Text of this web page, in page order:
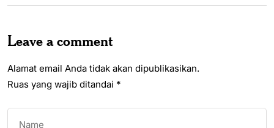
Leave a comment
Alamat email Anda tidak akan dipublikasikan.
Ruas yang wajib ditandai *